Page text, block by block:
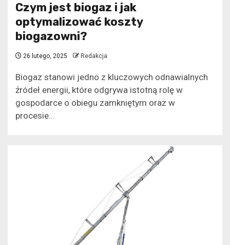
Czym jest biogaz i jak
optymalizować koszty
biogazowni?
26 lutego, 2025 Redakcja
Biogaz stanowi jedno z kluczowych odnawialnych
źródeł energii, które odgrywa istotną rolę w
gospodarce o obiegu zamkniętym oraz w
procesie...